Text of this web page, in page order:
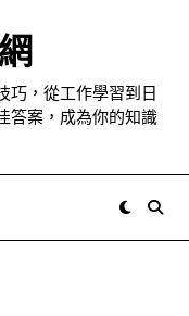
巧，從工作學習到日
答案，成為你的知識